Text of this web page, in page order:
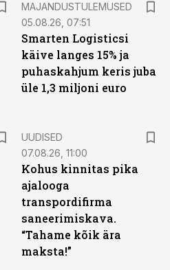
MAJANDUSTULEMUSED
05.08.26, 07:51
Smarten Logisticsi
käive langes 15% ja
puhaskahjum keris juba
üle 1,3 miljoni euro
UUDISED
07.08.26, 11:00
Kohus kinnitas pika
ajalooga
transpordifirma
saneerimiskava.
“Tahame kõik ära
maksta!”